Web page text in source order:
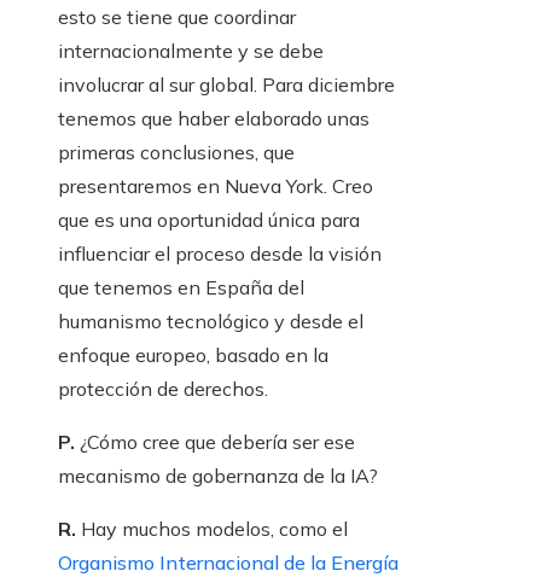
esto se tiene que coordinar
internacionalmente y se debe
involucrar al sur global. Para diciembre
tenemos que haber elaborado unas
primeras conclusiones, que
presentaremos en Nueva York. Creo
que es una oportunidad única para
influenciar el proceso desde la visión
que tenemos en España del
humanismo tecnológico y desde el
enfoque europeo, basado en la
protección de derechos.
P. ¿Cómo cree que debería ser ese
mecanismo de gobernanza de la IA?
R. Hay muchos modelos, como el
Organismo Internacional de la Energía